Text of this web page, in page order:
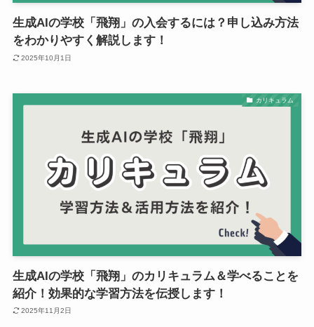
生成AIの学校「飛翔」の入会するには？申し込み方法
をわかりやすく解説します！
2025年10月1日
カリキュラム
生成AIの学校「飛翔」のカリキュラム＆学べることを
紹介！効果的な学習方法を伝授します！
2025年11月2日